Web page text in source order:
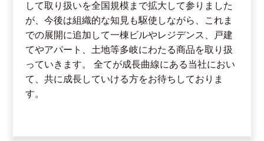
して取り扱いを全国規模まで拡大して参りました
が、今後は組織的な知見も駆使しながら、これま
での展開に追加して一棟ビルやレジデンス、戸建
てやアパート、土地等多岐にわたる商品を取り扱
っていきます。 全てが成長曲線にある当社におい
て、共に成長していける方をお待ちしておりま
す。